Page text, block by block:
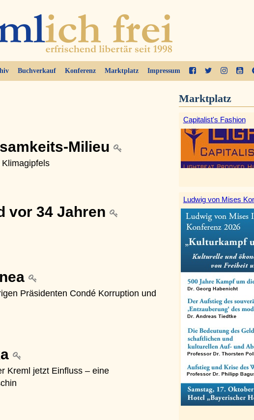
Buchverkauf Konferenz Marktplatz Impressum
Milieu
vor 34 Jahren
Präsidenten Condé Korruption und
Kreml jetzt Einfluss – eine
Marktplatz
Capitalist's Fashion
Ludwig von Mises